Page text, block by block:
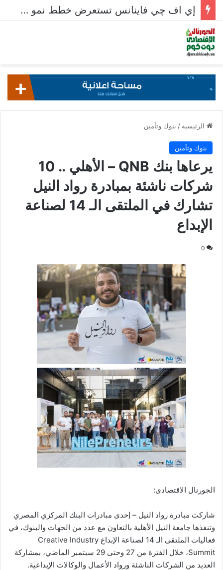
معدلات الشمول المالي تواصل ارتفاعها 79% من المواطنين يمتلكون حسابات نشطة تمكنهم من إجراء معاملات مالية
الرئيسية / بنوك وتأمين
بنوك وتأمين
يرعاها بنك QNB – الأهلي .. 10
شركات ناشئة بمبادرة رواد النيل
تشارك في الملتقى الـ 14 لصناعة
الإبداع
0
الجورنال الاقتصادى:
شاركت مبادرة رواد النيل – إحدى مبادرات البنك المركزي المصري
وتنفذها جامعة النيل الأهلية بالتعاون مع عدد من الجهات والبنوك، في
فعاليات الملتقى الـ 14 لصناعة الإبداع Creative Industry
Summit، خلال الفترة من 27 وحتى 29 سبتمبر الماضي، بمشاركة
العديد من الشركات الناشئة ورواد الأعمال والوكالات الإبداعية.